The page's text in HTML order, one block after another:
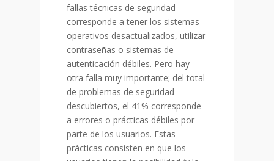
fallas técnicas de seguridad
corresponde a tener los sistemas
operativos desactualizados, utilizar
contraseñas o sistemas de
autenticación débiles. Pero hay
otra falla muy importante; del total
de problemas de seguridad
descubiertos, el 41% corresponde
a errores o prácticas débiles por
parte de los usuarios. Estas
prácticas consisten en que los